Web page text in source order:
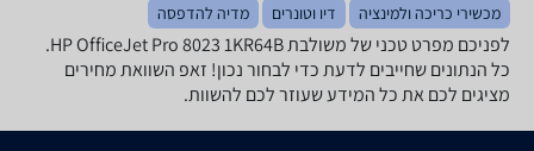
מכשירי כריכה ולמינציה
דיו וטונרים מדיה להדפסה
לפניכם מפרט טכני של ‏משולבת HP OfficeJet Pro 8023 1KR64B.
כל הנתונים שחייבים לדעת כדי לבחור נכון! זאפ השוואת מחירים
מציגים לכם את כל המידע שעוזר לכם להשוות.